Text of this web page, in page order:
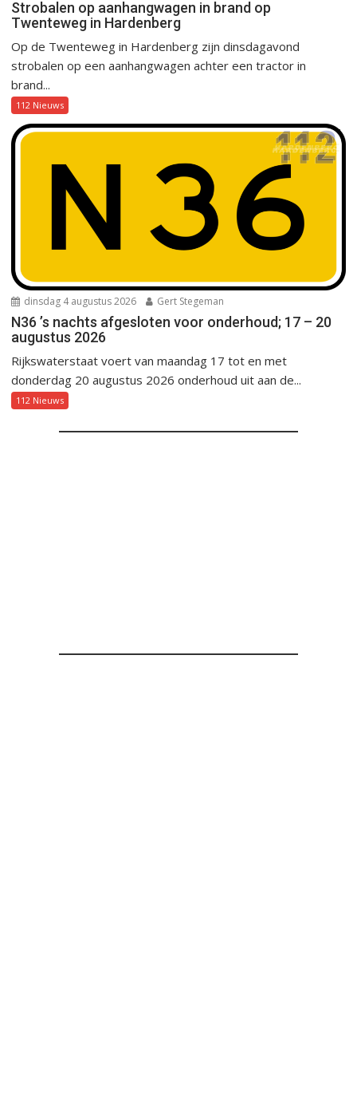
Strobalen op aanhangwagen in brand op
Twenteweg in Hardenberg
Op de Twenteweg in Hardenberg zijn dinsdagavond
strobalen op een aanhangwagen achter een tractor in
brand...
112 Nieuws
dinsdag 4 augustus 2026 Gert Stegeman
N36 ’s nachts afgesloten voor onderhoud; 17 – 20
augustus 2026
Rijkswaterstaat voert van maandag 17 tot en met
donderdag 20 augustus 2026 onderhoud uit aan de...
112 Nieuws